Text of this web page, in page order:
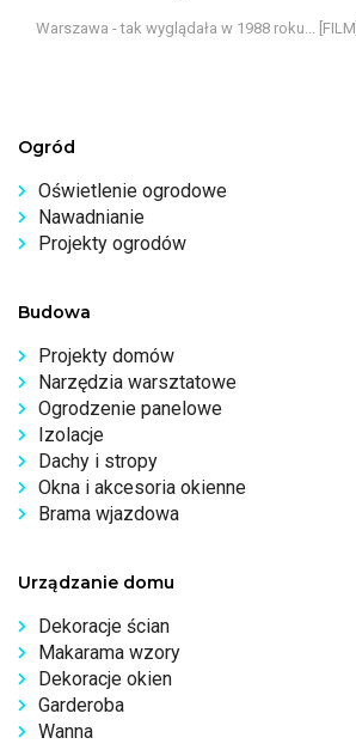
Warszawa - tak wyglądała w 1988 roku... [FILM]
Ogród
Oświetlenie ogrodowe
Nawadnianie
Projekty ogrodów
Budowa
Projekty domów
Narzędzia warsztatowe
Ogrodzenie panelowe
Izolacje
Dachy i stropy
Okna i akcesoria okienne
Brama wjazdowa
Urządzanie domu
Dekoracje ścian
Makarama wzory
Dekoracje okien
Garderoba
Wanna